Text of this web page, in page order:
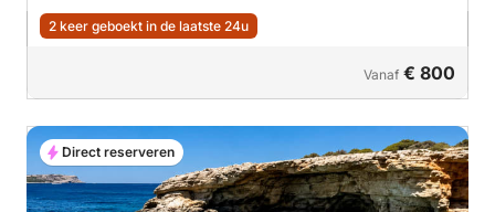
2 keer geboekt in de laatste 24u
Vanaf € 800
Direct reserveren